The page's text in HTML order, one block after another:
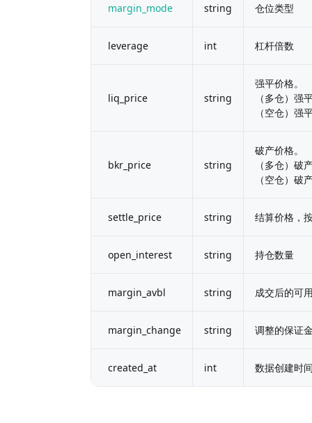
margin_mode string 仓位类型
leverage int 杠杆倍数
liq_price string
强平价格。
（多仓）
（空仓）
bkr_price string
破产价格。
（多仓）
（空仓）破
settle_price string 结算价格，
open_interest string 持仓数量
margin_avbl string 成交后的可
margin_change string 调整的保证
created_at int 数据创建时